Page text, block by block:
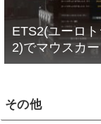
ETS2(ユーロ
2)でマウスカ
の解決法(改定
その他